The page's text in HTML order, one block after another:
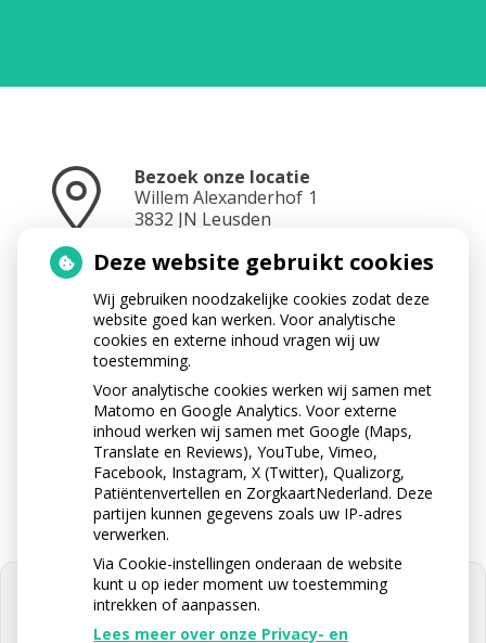
Bezoek onze locatie
Willem Alexanderhof 1
3832 JN Leusden
Neem contact op
033 433 3282
Stuur ons een e-mail
info@apotheektabaksteeg.nl
Deze website gebruikt cookies
Wij gebruiken noodzakelijke cookies zodat deze
website goed kan werken. Voor analytische
cookies en externe inhoud vragen wij uw
toestemming.
Voor analytische cookies werken wij samen met
Matomo en Google Analytics. Voor externe
inhoud werken wij samen met Google (Maps,
Translate en Reviews), YouTube, Vimeo,
Facebook, Instagram, X (Twitter), Qualizorg,
Patiëntenvertellen en ZorgkaartNederland. Deze
partijen kunnen gegevens zoals uw IP-adres
verwerken.
Via Cookie-instellingen onderaan de website
kunt u op ieder moment uw toestemming
intrekken of aanpassen.
Lees meer over onze Privacy- en